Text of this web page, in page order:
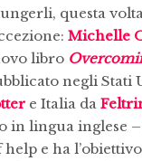
questa volta
Michelle
libro
negli Stati
e Italia da
in lingua inglese
e ha